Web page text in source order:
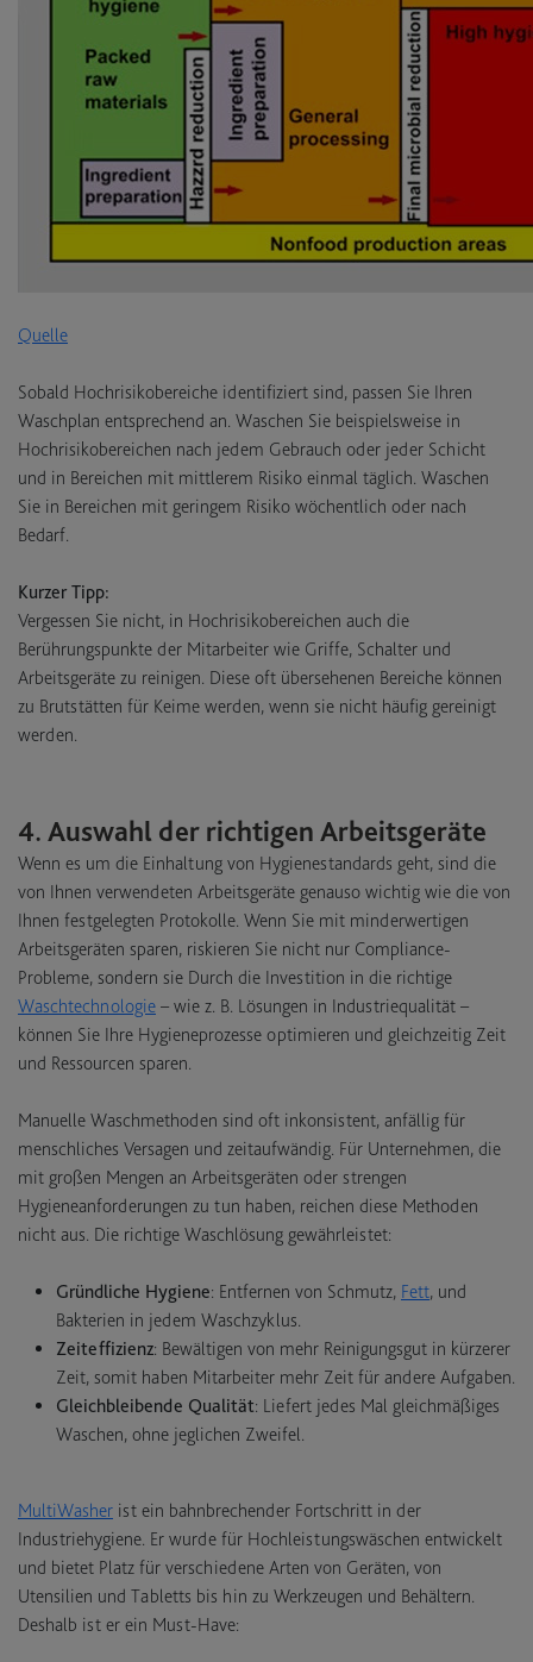
Quelle
Sobald Hochrisikobereiche identifiziert sind, passen Sie Ihren
Waschplan entsprechend an. Waschen Sie beispielsweise in
Hochrisikobereichen nach jedem Gebrauch oder jeder Schicht
und in Bereichen mit mittlerem Risiko einmal täglich. Waschen
Sie in Bereichen mit geringem Risiko wöchentlich oder nach
Bedarf.
Kurzer Tipp:
Vergessen Sie nicht, in Hochrisikobereichen auch die
Berührungspunkte der Mitarbeiter wie Griffe, Schalter und
Arbeitsgeräte zu reinigen. Diese oft übersehenen Bereiche können
zu Brutstätten für Keime werden, wenn sie nicht häufig gereinigt
werden.
4. Auswahl der richtigen Arbeitsgeräte
Wenn es um die Einhaltung von Hygienestandards geht, sind die
von Ihnen verwendeten Arbeitsgeräte genauso wichtig wie die von
Ihnen festgelegten Protokolle. Wenn Sie mit minderwertigen
Arbeitsgeräten sparen, riskieren Sie nicht nur Compliance-
Probleme, sondern sie Durch die Investition in die richtige
Waschtechnologie – wie z. B. Lösungen in Industriequalität –
können Sie Ihre Hygieneprozesse optimieren und gleichzeitig Zeit
und Ressourcen sparen.
Manuelle Waschmethoden sind oft inkonsistent, anfällig für
menschliches Versagen und zeitaufwändig. Für Unternehmen, die
mit großen Mengen an Arbeitsgeräten oder strengen
Hygieneanforderungen zu tun haben, reichen diese Methoden
nicht aus. Die richtige Waschlösung gewährleistet:
Gründliche Hygiene: Entfernen von Schmutz, Fett, und
Bakterien in jedem Waschzyklus.
Zeiteffizienz: Bewältigen von mehr Reinigungsgut in kürzerer
Zeit, somit haben Mitarbeiter mehr Zeit für andere Aufgaben.
Gleichbleibende Qualität: Liefert jedes Mal gleichmäßiges
Waschen, ohne jeglichen Zweifel.
MultiWasher ist ein bahnbrechender Fortschritt in der
Industriehygiene. Er wurde für Hochleistungswäschen entwickelt
und bietet Platz für verschiedene Arten von Geräten, von
Utensilien und Tabletts bis hin zu Werkzeugen und Behältern.
Deshalb ist er ein Must-Have: